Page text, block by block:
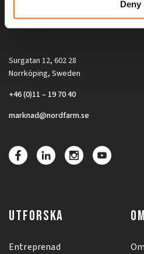
Deny
gäller inte vid köp av enskild produkt,
Surgatan 12, 602 28
Norrköping, Sweden
+46 (0)11 – 19 70 40
marknad@nordfarm.se
UTFORSKA
Entreprenad